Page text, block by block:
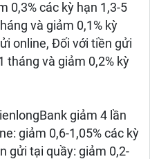
0,3% các kỳ hạn 1,3-5
và giảm 0,1% kỳ
online, Đối với tiền gửi
tháng và giảm 0,2% kỳ
giảm 4 lần
giảm 0,6-1,05% các kỳ
gửi tại quầy: giảm 0,2-